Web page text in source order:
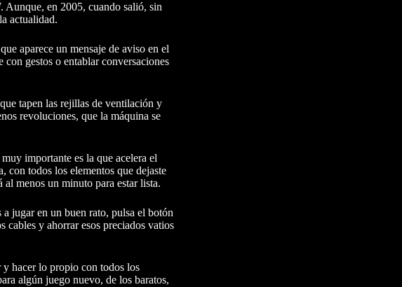
Aunque, en 2005, cuando salió, sin
actualidad.
aparece un mensaje de aviso en el
gestos o entablar conversaciones
tapen las rejillas de ventilación y
revoluciones, que la máquina se
importante es la que acelera el
con todos los elementos que dejaste
menos un minuto para estar lista.
jugar en un buen rato, pulsa el botón
cables y ahorrar esos preciados vatios
y hacer lo propio con todos los
algún juego nuevo, de los baratos,